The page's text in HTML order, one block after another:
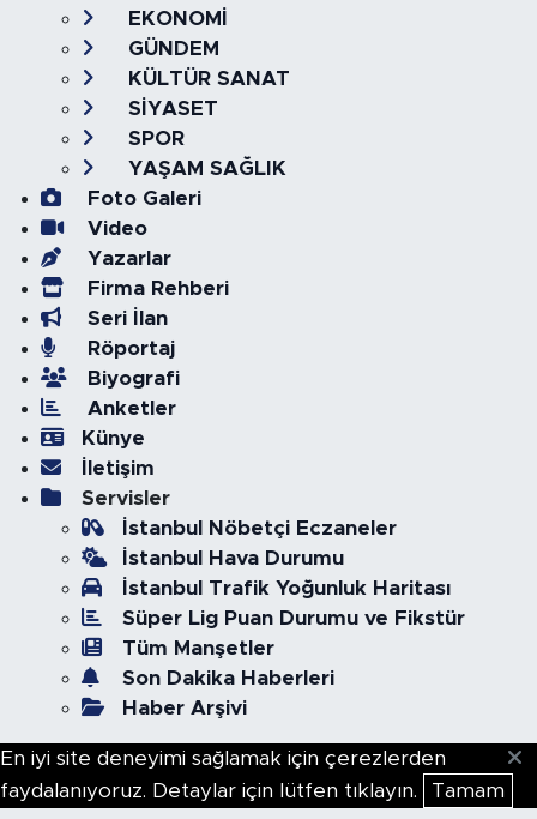
EKONOMİ
GÜNDEM
KÜLTÜR SANAT
SİYASET
SPOR
YAŞAM SAĞLIK
Foto Galeri
Video
Yazarlar
Firma Rehberi
Seri İlan
Röportaj
Biyografi
Anketler
Künye
İletişim
Servisler
İstanbul Nöbetçi Eczaneler
İstanbul Hava Durumu
İstanbul Trafik Yoğunluk Haritası
Süper Lig Puan Durumu ve Fikstür
Tüm Manşetler
Son Dakika Haberleri
Haber Arşivi
En iyi site deneyimi sağlamak için çerezlerden
faydalanıyoruz. Detaylar için lütfen tıklayın.
Tamam